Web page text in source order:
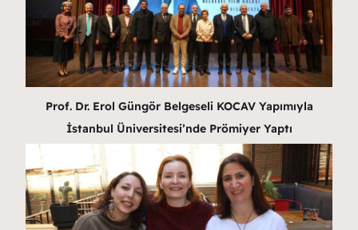
Prof. Dr. Erol Güngör Belgeseli KOCAV Yapımıyla
İstanbul Üniversitesi’nde Prömiyer Yaptı